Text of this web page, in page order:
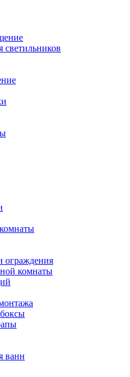
ограждения
комнаты
ванн